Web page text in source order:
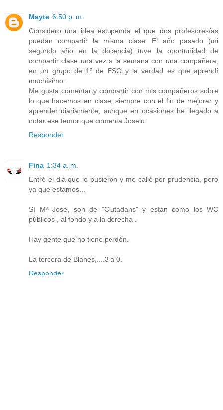
Mayte 6:50 p. m.
Considero una idea estupenda el que dos profesores/as
puedan compartir la misma clase. El año pasado (mi
segundo año en la docencia) tuve la oportunidad de
compartir clase una vez a la semana con una compañera,
en un grupo de 1º de ESO y la verdad es que aprendí
muchísimo.
Me gusta comentar y compartir con mis compañeros sobre
lo que hacemos en clase, siempre con el fin de mejorar y
aprender diariamente, aunque en ocasiones he llegado a
notar ese temor que comenta Joselu.
Responder
Fina 1:34 a. m.
Entré el dia que lo pusieron y me callé por prudencia, pero
ya que estamos...
Sí Mª José, son de "Ciutadans" y estan como los WC
públicos , al fondo y a la derecha .
Hay gente que no tiene perdón.
La tercera de Blanes,....3 a 0.
Responder